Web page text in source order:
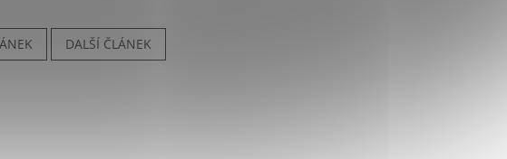
DALŠÍ ČLÁNEK